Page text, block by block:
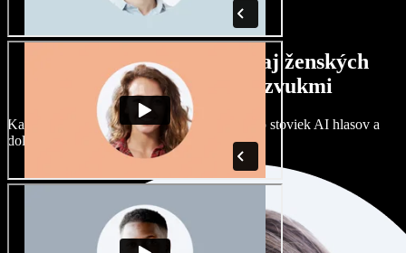
Široký výber mužských aj ženských
hlasov s rôznymi prízvukmi
Každý projekt môže znieť inak. Vyberte si zo stoviek AI hlasov a
dolaďte si ich podľa seba.